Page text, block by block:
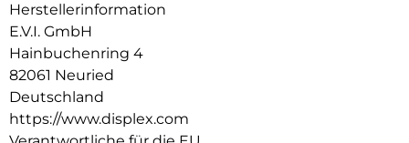
Konturen gefertigt und passt somit perfekt auf Ihr
Smartphone. Außerdem ist die Schutzfolie ultradünn. Somit
lassen sich alle handelsüblichen Schutzhüllen & Cases mit
der Panzerglasfolie benutzen. Durch einen kombinierten
Schutz aus PRO Glass und Ihrer Lieblingshülle wird Ihr
Smartphone rundum optimal geschützt.
Anti Fingerprint:
Herstellerinformation
E.V.I. GmbH
Hainbuchenring 4
82061 Neuried
Deutschland
https://www.displex.com